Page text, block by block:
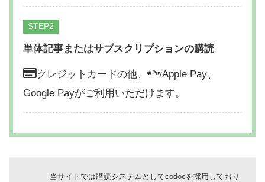
STEP
単体記事またはサブスクリプションの購読
クレジットカードの他、
Apple Pay、
Google Payがご利用いただけます。
当サイトでは購読システムとしてcodocを採用しており